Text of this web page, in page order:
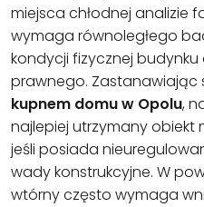
miejsca chłodnej analizie
wymaga równoległego
kondycji fizycznej
prawnego. Zastanawiając
kupnem domu w Opolu,
najlepiej utrzymany obiekt
jeśli posiada
wady konstrukcyjne. W
wtórny często wymaga